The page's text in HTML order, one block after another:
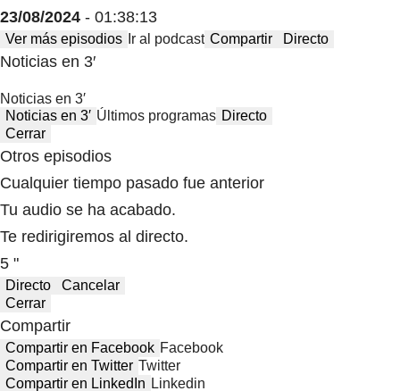
23/08/2024 - 01:38:13
Ver más episodios Ir al podcast Compartir Directo
Noticias en 3′
Noticias en 3′
Noticias en 3′ Últimos programas Directo
Cerrar
Otros episodios
Cualquier tiempo pasado fue anterior
Tu audio se ha acabado.
Te redirigiremos al directo.
5 "
Directo
Cancelar
Cerrar
Compartir
Compartir en Facebook Facebook
Compartir en Twitter Twitter
Compartir en LinkedIn Linkedin